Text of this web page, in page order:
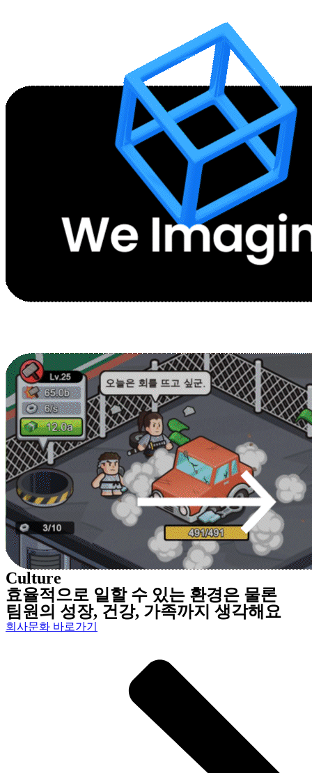
Culture
효율적으로 일할 수 있는 환경은 물론
팀원의 성장, 건강, 가족까지 생각해요
회사문화 바로가기